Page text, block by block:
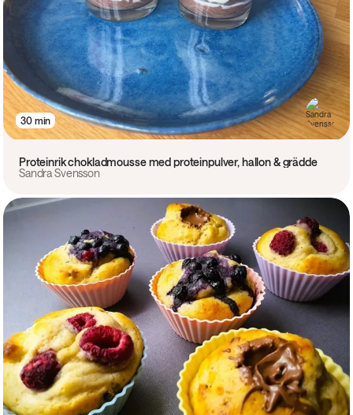
30 min
Proteinrik chokladmousse med proteinpulver, hallon & grädde
Sandra Svensson